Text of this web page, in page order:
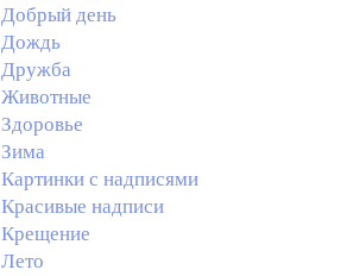
Добрый день
Дождь
Дружба
Животные
Здоровье
Зима
Картинки с надписями
Красивые надписи
Крещение
Лето